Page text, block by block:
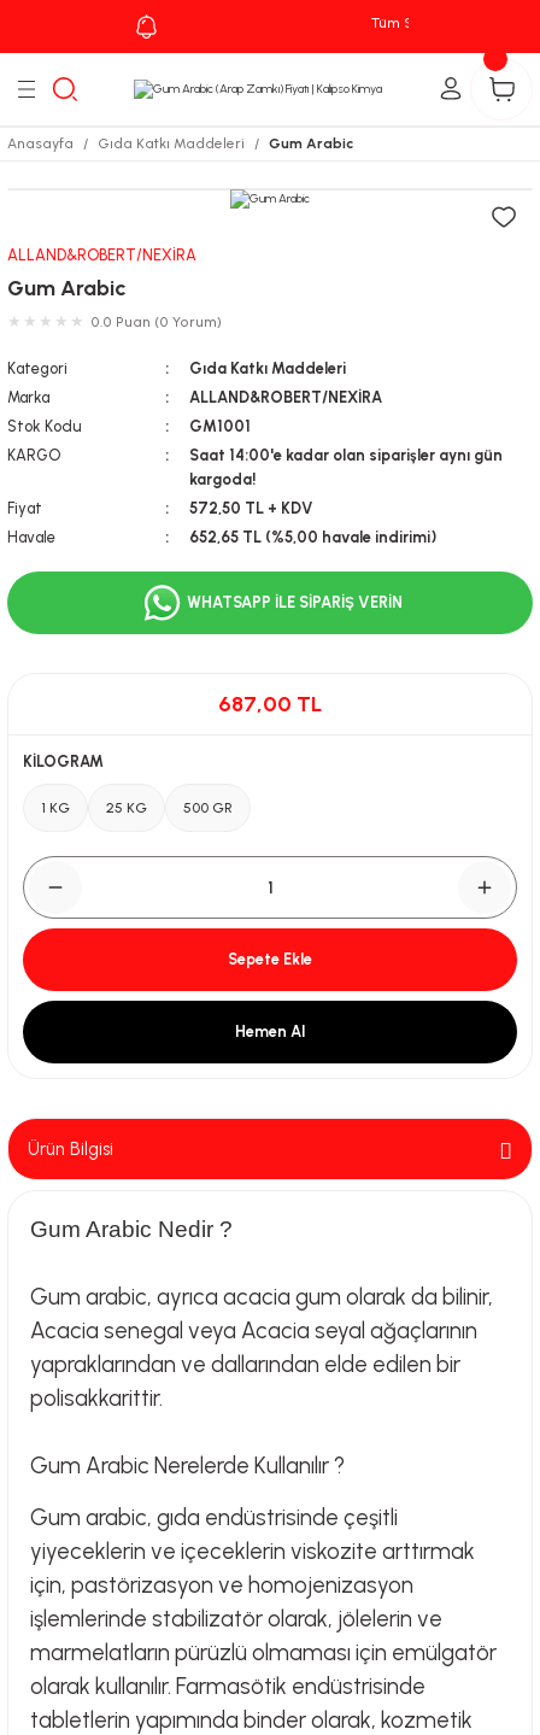
Tüm Siparişlerinizde
Anasayfa Gıda Katkı Maddeleri Gum Arabic
ALLAND&ROBERT/NEXİRA
Gum Arabic
0.0 Puan (0 Yorum)
Kategori
Gıda Katkı Maddeleri
Marka
ALLAND&ROBERT/NEXİRA
Stok Kodu
GM1001
KARGO
Saat 14:00'e kadar olan siparişler aynı gün
kargoda!
Fiyat
572,50 TL + KDV
Havale
652,65 TL (%5,00 havale indirimi)
WHATSAPP İLE SİPARİŞ VERİN
687,00 TL
KİLOGRAM
1 KG 25 KG 500 GR
Sepete Ekle
Hemen Al
Ürün Bilgisi
Gum Arabic Nedir ?
Gum arabic, ayrıca acacia gum olarak da bilinir,
Acacia senegal veya Acacia seyal ağaçlarının
yapraklarından ve dallarından elde edilen bir
polisakkarittir.
Gum Arabic Nerelerde Kullanılır ?
Gum arabic, gıda endüstrisinde çeşitli
yiyeceklerin ve içeceklerin viskozite arttırmak
için, pastörizasyon ve homojenizasyon
işlemlerinde stabilizatör olarak, jölelerin ve
marmelatların pürüzlü olmaması için emülgatör
olarak kullanılır. Farmasötik endüstrisinde
tabletlerin yapımında binder olarak, kozmetik